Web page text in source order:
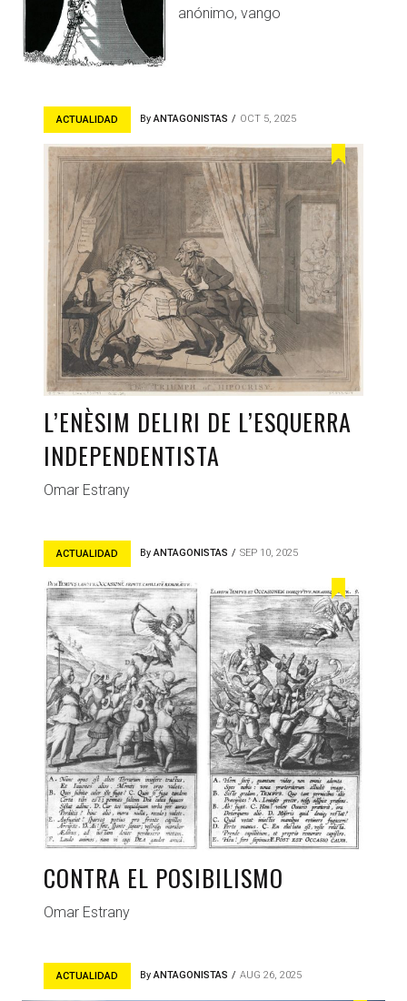
anónimo, vango
ACTUALIDAD By ANTAGONISTAS OCT 5, 2025
L’ENÈSIM DELIRI DE L’ESQUERRA
INDEPENDENTISTA
Omar Estrany
ACTUALIDAD ByANTAGONISTAS SEP 10, 2025
CONTRA EL POSIBILISMO
Omar Estrany
ACTUALIDAD By ANTAGONISTAS AUG 26, 2025